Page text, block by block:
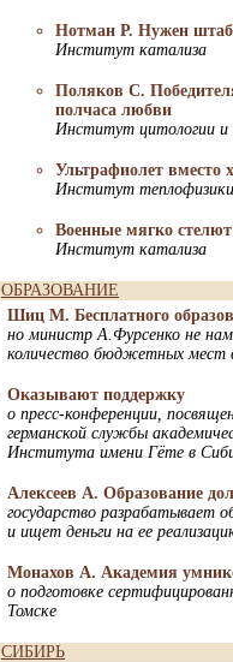
Нотман Р. Нужен
Институт катализа
Поляков С.
полчаса любви
Институт цитологии и
Ультрафиолет вместо
Институт теплофизики
Военные мягко стелют
Институт катализа
ОБРАЗОВАНИЕ
Шиц М. Бесплатного
но министр А.Фурсенко не
количество бюджетных мест
Оказывают поддержку
о пресс-конференции,
германской службы
Института имени Гёте в
Алексеев А. Образование
государство разрабатывает
и ищет деньги на ее
Монахов А. Академия
о подготовке
Томске
СИБИРЬ